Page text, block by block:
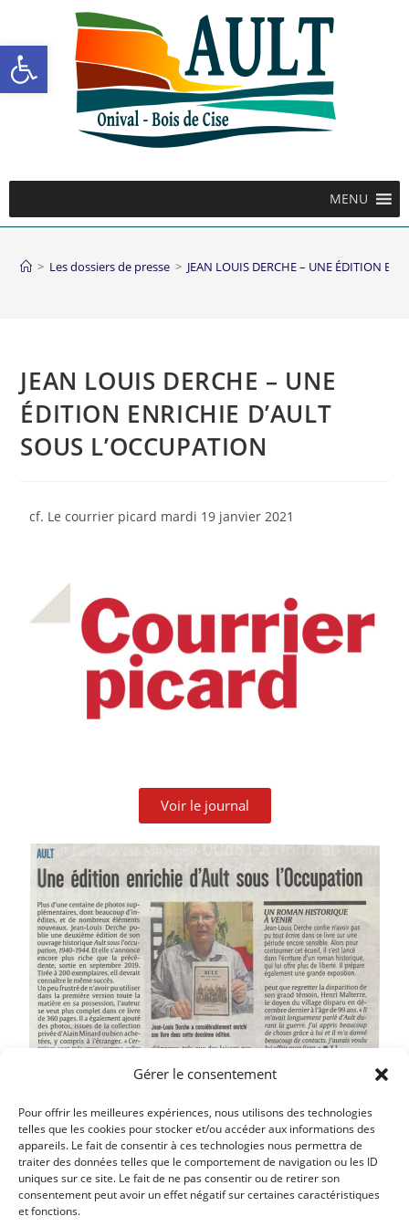
Ouvrir la barre d’outils
Gérer le consentement
Pour offrir les meilleures expériences, nous utilisons des technologies
telles que les cookies pour stocker et/ou accéder aux informations des
appareils. Le fait de consentir à ces technologies nous permettra de
traiter des données telles que le comportement de navigation ou les ID
uniques sur ce site. Le fait de ne pas consentir ou de retirer son
consentement peut avoir un effet négatif sur certaines caractéristiques
et fonctions.
MENU
> Les dossiers de presse > JEAN LOUIS DERCHE – UNE ÉDITION
JEAN LOUIS DERCHE – UNE
ÉDITION ENRICHIE D’AULT
SOUS L’OCCUPATION
cf. Le courrier picard mardi 19 janvier 2021
Voir le journal
Article précédent
VENTE EXCEPTIONNELLE DE SOLIDARITÉ COTE
PICARDE